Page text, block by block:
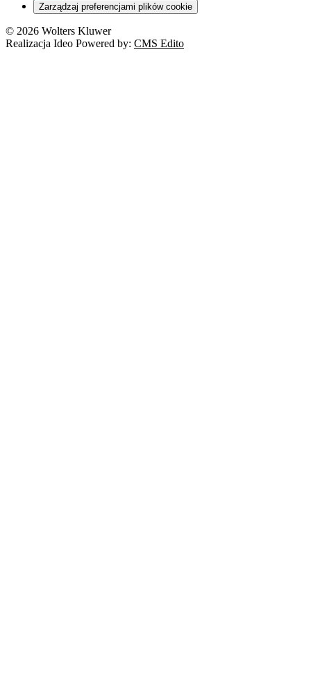
Zarządzaj preferencjami plików cookie
© 2026 Wolters Kluwer
Realizacja Ideo Powered by: CMS Edito